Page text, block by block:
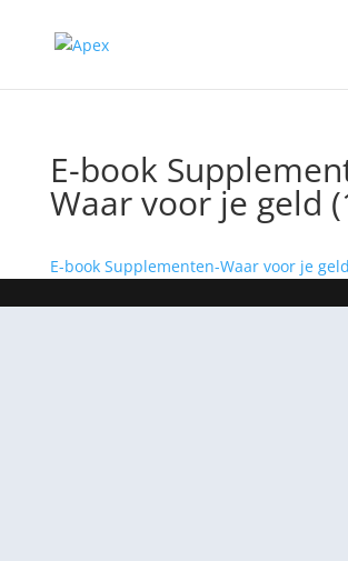
E-book
Waar voor je geld
E-book Supplementen-Waar voor je